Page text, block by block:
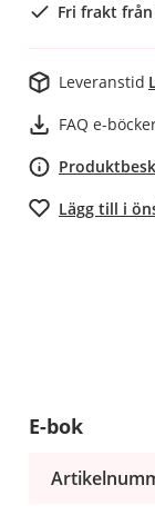
Fri frakt
Leveranstid
FAQ e-
Lägg till i
E-bok